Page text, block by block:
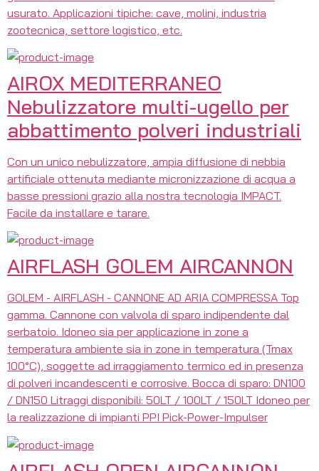
usurato. Applicazioni tipiche: cave, molini, industria
zootecnica, settore logistico, etc.
AIROX MEDITERRANEO
Nebulizzatore multi-ugello per
abbattimento polveri industriali
Con un unico nebulizzatore, ampia diffusione di nebbia
artificiale ottenuta mediante micronizzazione di acqua a
basse pressioni grazio alla nostra tecnologia IMPACT.
Facile da installare e tarare.
AIRFLASH GOLEM AIRCANNON
GOLEM - AIRFLASH - CANNONE AD ARIA COMPRESSA Top
gamma. Cannone con valvola di sparo indipendente dal
serbatoio. Idoneo sia per applicazione in zone a
temperatura ambiente sia in zone in temperatura (Tmax
100°C), soggette ad irraggiamento termico ed in presenza
di polveri incandescenti e corrosive. Bocca di sparo: DN100
/ DN150 Litraggi disponibili: 50LT / 100LT / 150LT Idoneo per
la realizzazione di impianti PPI Pick-Power-Impulser